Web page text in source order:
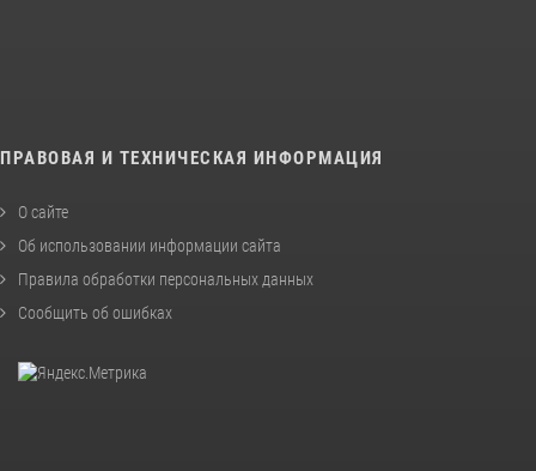
ПРАВОВАЯ И ТЕХНИЧЕСКАЯ ИНФОРМАЦИЯ
О сайте
Об использовании информации сайта
Правила обработки персональных данных
Сообщить об ошибках